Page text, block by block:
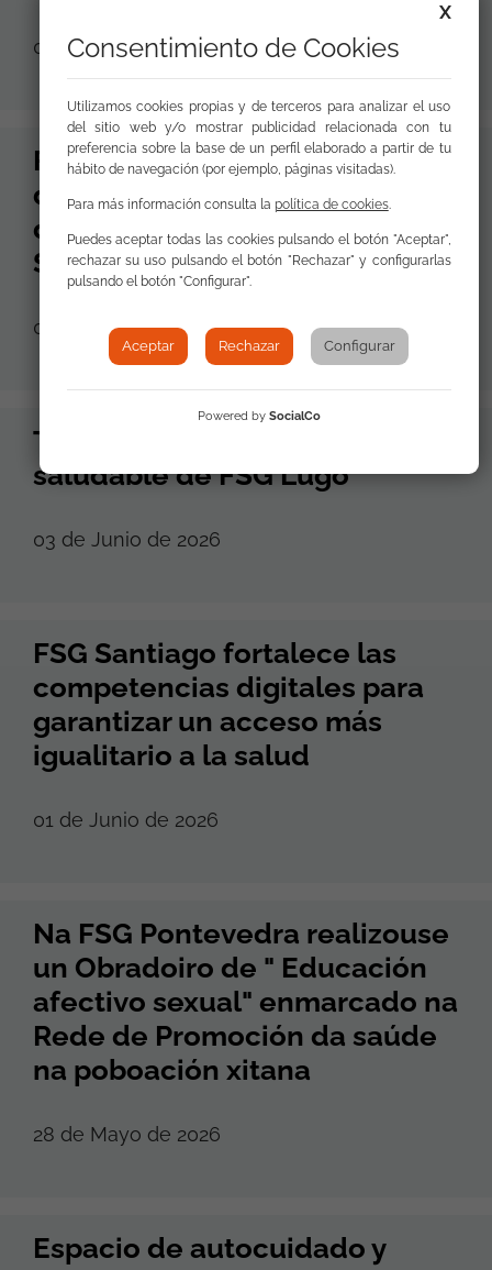
08 de Junio de 2026
FSG Huesca imparte un taller
deportivo saludable dentro
del programa Romanó
Sastipén
06 de Junio de 2026
Taller de alimentación
saludable de FSG Lugo
03 de Junio de 2026
FSG Santiago fortalece las
competencias digitales para
garantizar un acceso más
igualitario a la salud
01 de Junio de 2026
Na FSG Pontevedra realizouse
un Obradoiro de " Educación
afectivo sexual" enmarcado na
Rede de Promoción da saúde
na poboación xitana
28 de Mayo de 2026
Espacio de autocuidado y
X
Consentimiento de Cookies
Utilizamos cookies propias y de terceros para analizar el uso
del sitio web y/o mostrar publicidad relacionada con tu
preferencia sobre la base de un perfil elaborado a partir de tu
hábito de navegación (por ejemplo, páginas visitadas).
Para más información consulta la política de cookies.
Puedes aceptar todas las cookies pulsando el botón "Aceptar",
rechazar su uso pulsando el botón "Rechazar" y configurarlas
pulsando el botón "Configurar".
Aceptar Rechazar Configurar
Powered by SocialCo